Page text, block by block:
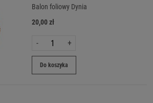
Balon foliowy Dynia
20,00 zł
- +
Do koszyka